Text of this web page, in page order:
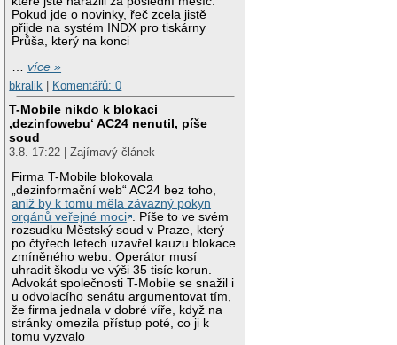
Pokud jde o novinky, řeč zcela jistě
přijde na systém INDX pro tiskárny
Průša, který na konci
…více »
bkralik
Komentářů: 0
T-Mobile nikdo k blokaci
‚dezinfowebu‘ AC24 nenutil, píše
soud
3.8. 17:22 | Zajímavý článek
Firma T-Mobile blokovala
„dezinformační web“ AC24 bez toho,
aniž by k tomu měla závazný pokyn
orgánů veřejné moci . Píše to ve svém
rozsudku Městský soud v Praze, který
po čtyřech letech uzavřel kauzu blokace
zmíněného webu. Operátor musí
uhradit škodu ve výši 35 tisíc korun.
Advokát společnosti T-Mobile se snažil i
u odvolacího senátu argumentovat tím,
že firma jednala v dobré víře, když na
stránky omezila přístup poté, co ji k
tomu vyzvalo